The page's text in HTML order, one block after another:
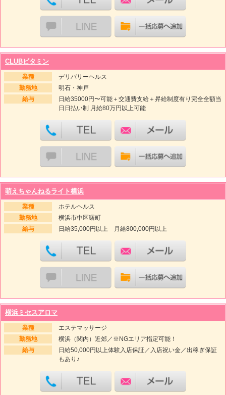
CLUBビタミン
業種
デリバリーヘルス
勤務地
明石・神戸
給与
日給35000円〜可能＋交通費支給＋昇給制度有り完全全額当
日日払い制 月給80万円以上可能
萌えちゃんねるライト横浜
業種
ホテルヘルス
勤務地
横浜市中区曙町
給与
日給35,000円以上 月給800,000円以上
横浜ミセスアロマ
業種
エステマッサージ
勤務地
横浜（関内）近郊／※NGエリア指定可能！
給与
日給50,000円以上体験入店保証／入店祝い金／出稼ぎ保証
もあり♪